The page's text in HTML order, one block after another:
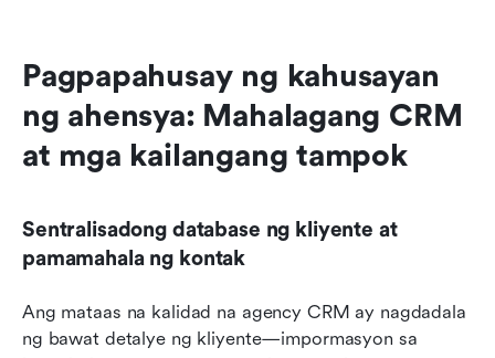
Pagpapahusay ng kahusayan
ng ahensya: Mahalagang CRM
at mga kailangang tampok
Sentralisadong database ng kliyente at
pamamahala ng kontak
Ang mataas na kalidad na agency CRM ay nagdadala
ng bawat detalye ng kliyente—impormasyon sa